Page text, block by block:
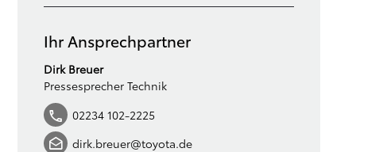
Ihr Ansprechpartner
Dirk Breuer
Pressesprecher Technik
02234 102-2225
dirk.breuer@toyota.de